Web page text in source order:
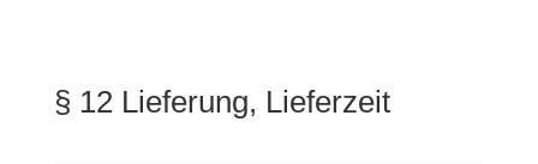
§ 12 Lieferung, Lieferzeit